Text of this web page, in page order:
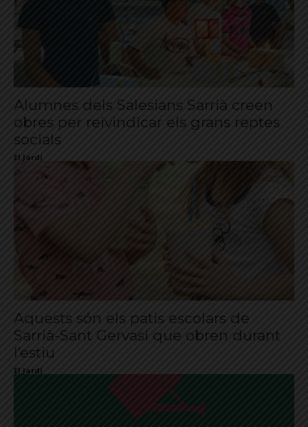
Alumnes dels Salesians Sarrià creen
obres per reivindicar els grans reptes
socials
El Jardí
Aquests són els patis escolars de
Sarrià-Sant Gervasi que obren durant
l’estiu
El Jardí